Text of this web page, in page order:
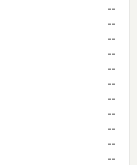
--
--
--
--
--
--
--
--
--
--
--